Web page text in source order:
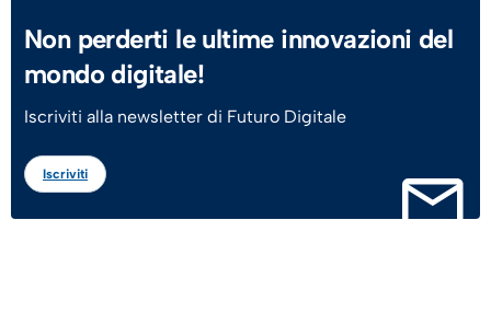
Non perderti le ultime innovazioni del
mondo digitale!
Iscriviti alla newsletter di Futuro Digitale
Iscriviti